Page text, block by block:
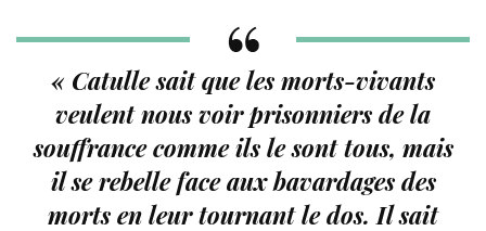
« Catulle sait que les morts-vivants
veulent nous voir prisonniers de la
souffrance comme ils le sont tous, mais
il se rebelle face aux bavardages des
morts en leur tournant le dos. Il sait